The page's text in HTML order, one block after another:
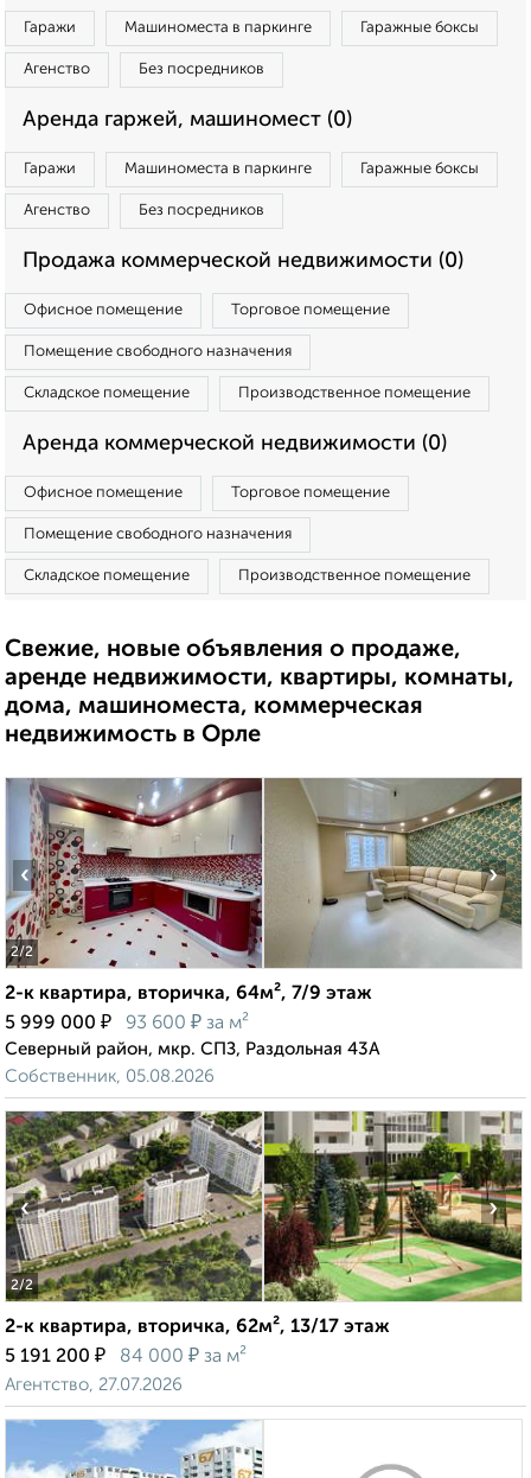
Гаражи Машиноместа в паркинге Гаражные боксы
Агенство Без посредников
Аренда гаржей, машиномест (0)
Гаражи Машиноместа в паркинге Гаражные боксы
Агенство Без посредников
Продажа коммерческой недвижимости (0)
Офисное помещение Торговое помещение
Помещение свободного назначения
Складское помещение Производственное помещение
Аренда коммерческой недвижимости (0)
Офисное помещение Торговое помещение
Помещение свободного назначения
Складское помещение Производственное помещение
Свежие, новые объявления о продаже,
аренде недвижимости, квартиры, комнаты,
дома, машиноместа, коммерческая
недвижимость в Орле
2/2
‹ ›
2-к квартира, вторичка, 64м², 7/9 этаж
5 999 000 ₽ 93 600 ₽ за м²
Северный район, мкр. СПЗ, Раздольная 43А
Собственник, 05.08.2026
2/2
‹ ›
2-к квартира, вторичка, 62м², 13/17 этаж
5 191 200 ₽ 84 000 ₽ за м²
Агентство, 27.07.2026